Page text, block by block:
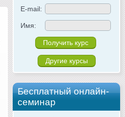
E-mail:
Имя:
Другие курсы
Бесплатный онлайн-
семинар